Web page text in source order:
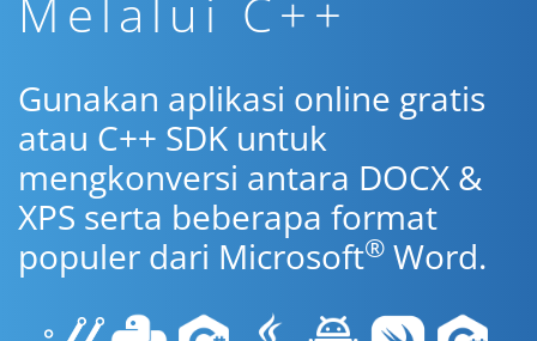
Melalui C++
Gunakan aplikasi online gratis
atau C++ SDK untuk
mengkonversi antara DOCX &
XPS serta beberapa format
populer dari Microsoft® Word.